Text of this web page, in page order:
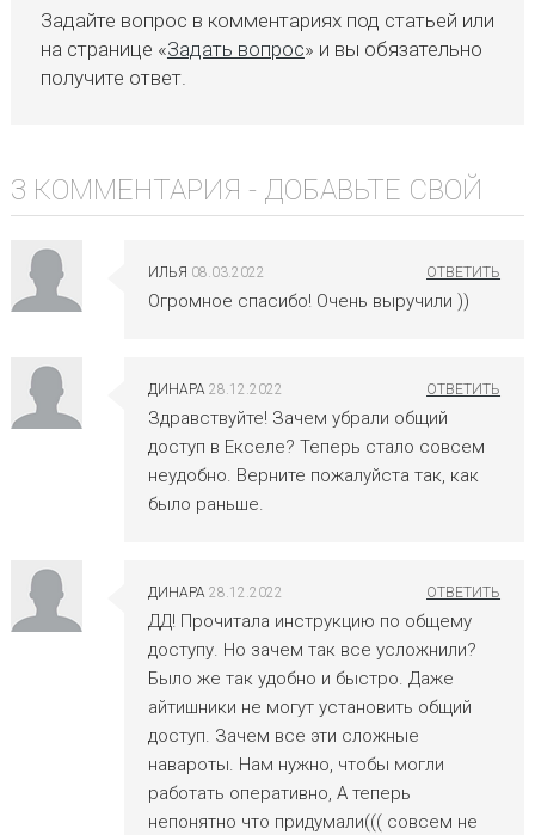
Задайте вопрос в комментариях под статьей или
на странице «Задать вопрос» и вы обязательно
получите ответ.
3 КОММЕНТАРИЯ - ДОБАВЬТЕ СВОЙ
ИЛЬЯ 08.03.2022
Огромное спасибо! Очень выручили ))
ДИНАРА 28.12.2022
Здравствуйте! Зачем убрали общий
доступ в Екселе? Теперь стало совсем
неудобно. Верните пожалуйста так, как
было раньше.
ДИНАРА 28.12.2022
ДД! Прочитала инструкцию по общему
доступу. Но зачем так все усложнили?
Было же так удобно и быстро. Даже
айтишники не могут установить общий
доступ. Зачем все эти сложные
навароты. Нам нужно, чтобы могли
работать оперативно, А теперь
непонятно что придумали((( совсем не